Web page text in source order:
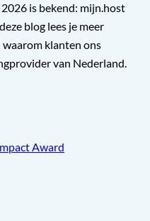
is bekend: mijn.host
blog lees je meer
klanten ons
van Nederland.